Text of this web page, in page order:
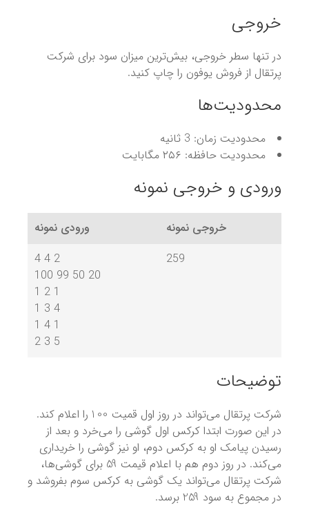
خروجی
در تنها سطر خروجی، بیش‌ترین میزان سود برای شرکت
پرتقال از فروش یوفون را چاپ کنید.
محدودیت‌ها
محدودیت زمان: 3 ثانیه
محدودیت حافظه: ۲۵۶ مگابایت
ورودی و خروجی نمونه
ورودی نمونه
خروجی نمونه
4 4 2
100 99 50 20
1 2 1
1 3 4
1 4 1
2 3 5
259
توضیحات
شرکت پرتقال می‌تواند در روز اول قمیت
را اعلام کند.
در این صورت ابتدا کرکس اول گوشی را می‌خرد و بعد از
رسیدن پیامک او به کرکس دوم، او نیز گوشی را خریداری
می‌کند. در روز دوم هم با اعلام قیمت59 برای گوشی‌ها،
شرکت پرتقال می‌تواند یک گوشی به کرکس سوم بفروشد و
در مجموع به سود259 برسد.